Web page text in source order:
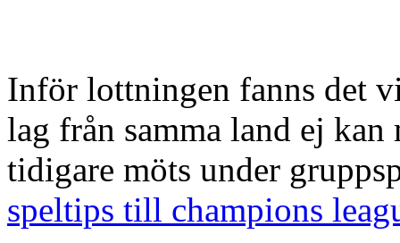
Inför lottningen fanns det
lag från samma land ej
tidigare möts under
speltips till champions